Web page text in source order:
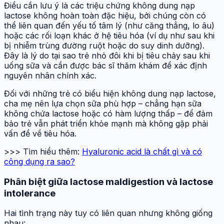
Điều cần lưu ý là các triệu chứng không dung nạp
lactose không hoàn toàn đặc hiệu, bởi chúng còn có
thể liên quan đến yếu tố tâm lý (như căng thẳng, lo âu)
hoặc các rối loạn khác ở hệ tiêu hóa (ví dụ như sau khi
bị nhiễm trùng đường ruột hoặc do suy dinh dưỡng).
Đây là lý do tại sao trẻ nhỏ đôi khi bị tiêu chảy sau khi
uống sữa và cần được bác sĩ thăm khám để xác định
nguyên nhân chính xác.
Đối với những trẻ có biểu hiện không dung nạp lactose,
cha mẹ nên lựa chọn sữa phù hợp – chẳng hạn sữa
không chứa lactose hoặc có hàm lượng thấp – để đảm
bảo trẻ vẫn phát triển khỏe mạnh mà không gặp phải
vấn đề về tiêu hóa.
>>> Tìm hiểu thêm: Hyaluronic acid là chất gì và có
công dụng ra sao?
Phân biệt giữa lactose maldigestion và lactose
intolerance
Hai tình trạng này tuy có liên quan nhưng không giống